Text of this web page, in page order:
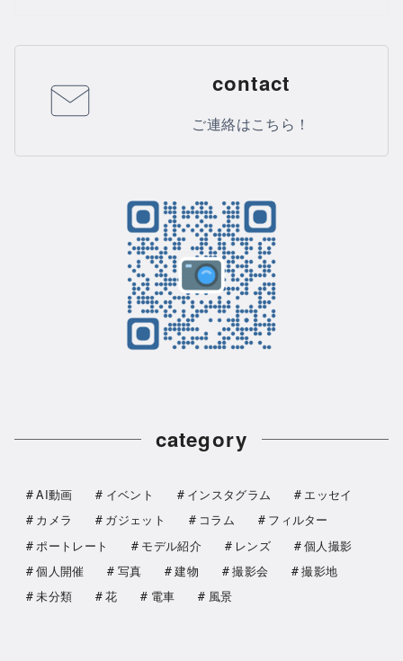
contact
ご連絡はこちら！
category
AI動画 イベント インスタグラム
エッセイ
カメラ
ガジェット コラム
フィルター
ポートレート
モデル紹介 レンズ
個人撮影
個人開催
写真 建物 撮影会
撮影地
未分類
花 電車 風景